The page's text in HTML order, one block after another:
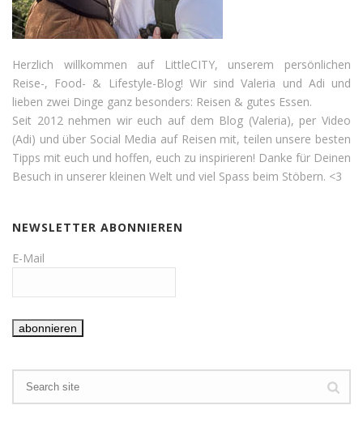
Herzlich willkommen auf LittleCITY, unserem persönlichen
Reise-, Food- & Lifestyle-Blog! Wir sind Valeria und Adi und
lieben zwei Dinge ganz besonders: Reisen & gutes Essen.
Seit 2012 nehmen wir euch auf dem Blog (Valeria), per Video
(Adi) und über Social Media auf Reisen mit, teilen unsere besten
Tipps mit euch und hoffen, euch zu inspirieren! Danke für Deinen
Besuch in unserer kleinen Welt und viel Spass beim Stöbern. <3
NEWSLETTER ABONNIEREN
E-Mail